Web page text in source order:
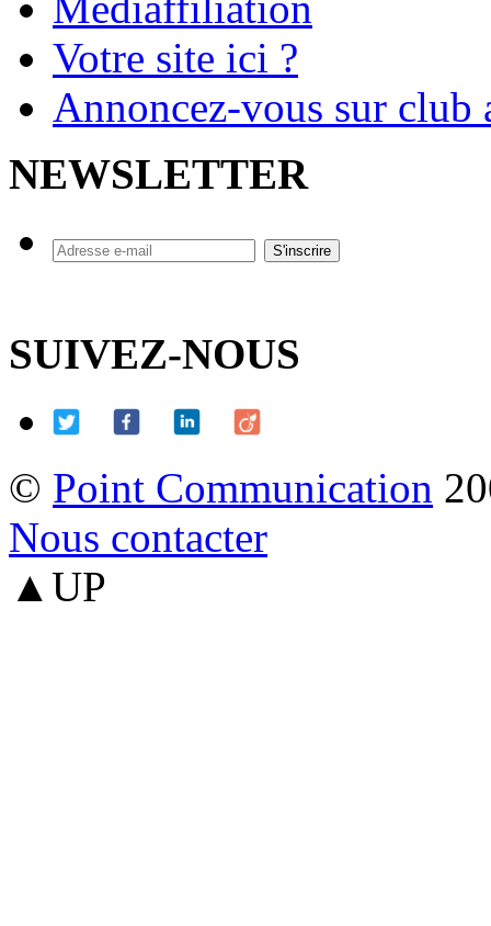
Votre site ici ?
Annoncez-vous sur
NEWSLETTER
SUIVEZ-NOUS
© Point Communication
Nous contacter
▲UP